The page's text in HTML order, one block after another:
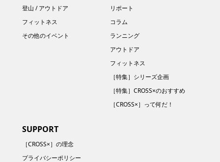
登山 / アウトドア
フィットネス
その他のイベント
リポート
コラム
ランニング
アウトドア
フィットネス
［特集］シリーズ企画
［特集］CROSS×のおすすめ
［CROSS×］って何だ！
SUPPORT
［CROSS×］の理念
プライバシーポリシー